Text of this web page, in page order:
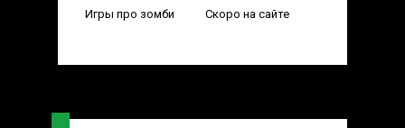
Игры про зомби Скоро на сайте